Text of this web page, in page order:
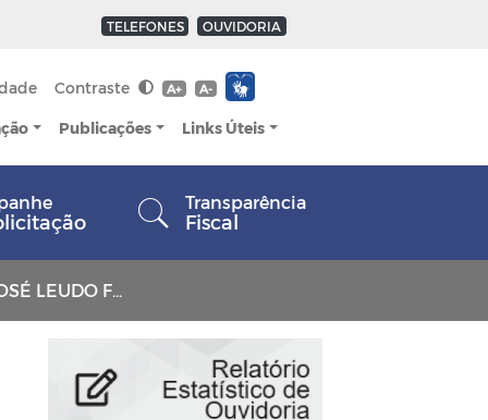
TELEFONES OUVIDORIA
Contraste A+ A-
Publicações Links Úteis
Transparência
Fiscal
FARIAS